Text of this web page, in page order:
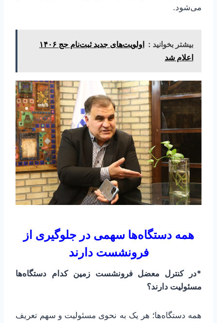
می‌شود.
بیشتر بخوانید :
اولویت‌های جدید ثبت‌نام حج ۱۴۰۶
اعلام شد
همه دستگاه‌ها سهمی در جلوگیری از
فرونشست دارند
*در کنترل معضل فرونشست زمین کدام دستگاه‌ها
مسئولیت دارند؟
همه دستگاه‌ها؛ هر یک به نحوی مسئولیت و سهم تعریف